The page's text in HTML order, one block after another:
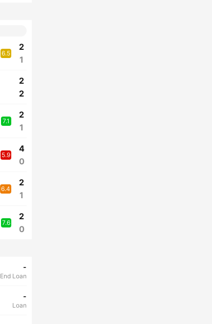
6.5
2
1
2
2
7.1
2
1
5.9
4
0
6.4
2
1
7.6
2
0
-
End Loan
-
Loan